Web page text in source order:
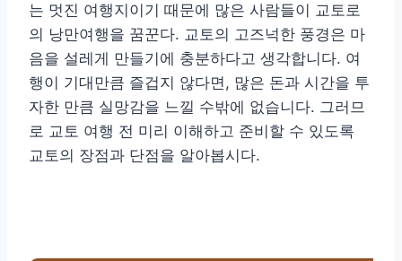
는 멋진 여행지이기 때문에 많은 사람들이 교토로
의 낭만여행을 꿈꾼다. 교토의 고즈넉한 풍경은 마
음을 설레게 만들기에 충분하다고 생각합니다. 여
행이 기대만큼 즐겁지 않다면, 많은 돈과 시간을 투
자한 만큼 실망감을 느낄 수밖에 없습니다. 그러므
로 교토 여행 전 미리 이해하고 준비할 수 있도록
교토의 장점과 단점을 알아봅시다.